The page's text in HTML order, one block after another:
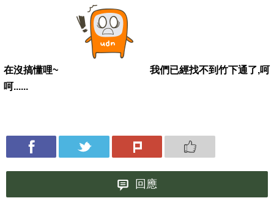
在沒搞懂哩~
我們已經找不到竹下通了,呵
呵......
回應